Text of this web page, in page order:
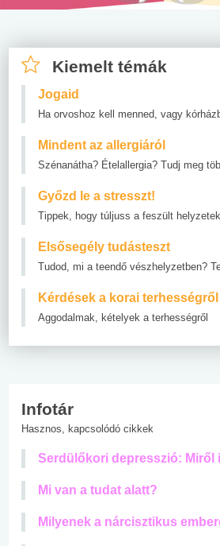
Kiemelt témák
Jogaid
Ha orvoshoz kell menned, vagy
Mindent az allergiáról
Szénanátha? Ételallergia? Tudj meg
Győzd le a stresszt!
Tippek, hogy túljuss a feszült
Elsősegély tudásteszt
Tudod, mi a teendő vészhelyzetben?
Kérdések a korai terhességről
Aggodalmak, kételyek a terhességről
Infotár
Hasznos, kapcsolódó cikkek
Serdülőkori depresszió: Miről
Mi van a tudat alatt?
Milyenek a nárcisztikus